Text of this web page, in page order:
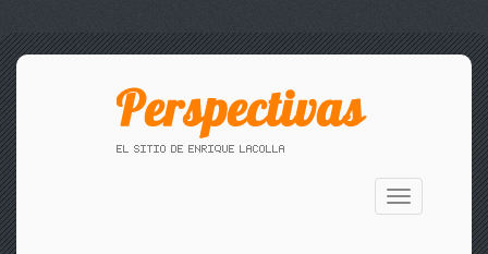
Toggle
navigation